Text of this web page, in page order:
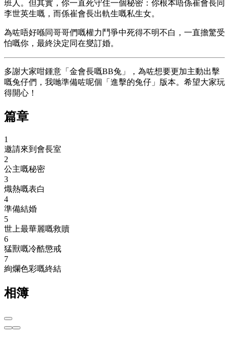
班人。但其實，你一直死守住一個秘密：你根本唔係崔會長同
李世英生嘅，而係崔會長出軌生嘅私生女。
為咗唔好喺同哥哥們嘅權力鬥爭中死得不明不白，一直擔驚受
怕嘅你，最終決定同在燮訂婚。
多謝大家咁鍾意「金會長嘅BB兔」，為咗想要更加主動出擊
嘅兔仔們，我哋準備咗呢個「進擊的兔仔」版本。希望大家玩
得開心！
篇章
1
邀請來到會長室
2
公主嘅秘密
3
熾熱嘅表白
4
準備結婚
5
世上最華麗嘅救贖
6
猛獸嘅冷酷懲戒
7
絢爛色彩嘅終結
相簿